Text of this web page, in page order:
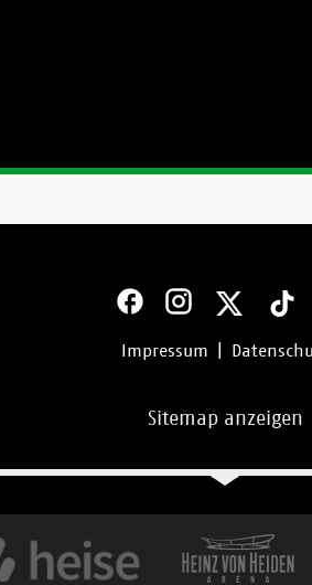
Impressum
Sitemap anzeigen